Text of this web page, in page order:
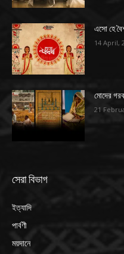
এসো হে
14 April,
মোদের
21
সেরা বিভাগ
ইত্যাদি
পার্বণী
ময়দানে